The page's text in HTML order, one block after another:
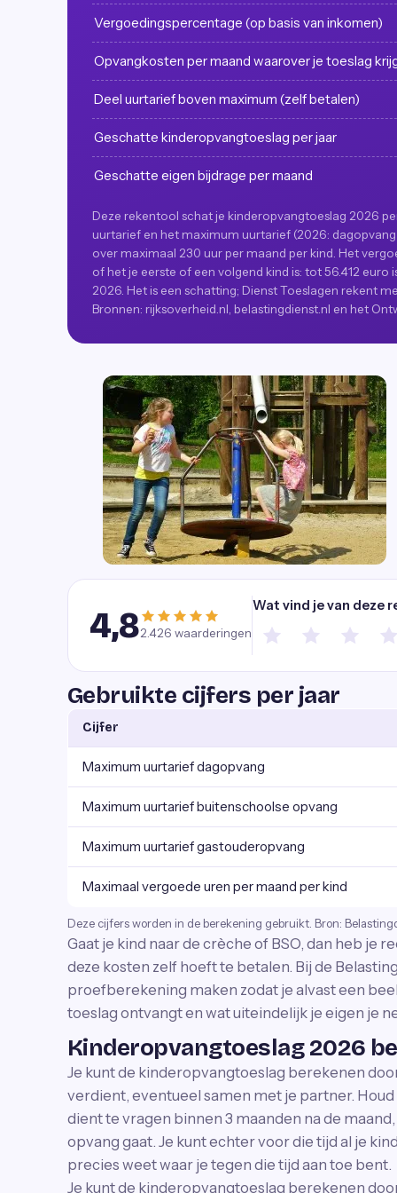
Vergoedingspercentage (op basis van inkomen)
Opvangkosten per maand waarover je toeslag
Deel uurtarief boven maximum (zelf betalen)
Geschatte kinderopvangtoeslag per jaar
Geschatte eigen bijdrage per maand
Deze rekentool schat je kinderopvangtoeslag 2026
uurtarief en het maximum uurtarief (2026:
over maximaal 230 uur per maand per kind. Het
of het je eerste of een volgend kind is: tot 56.412
2026. Het is een schatting; Dienst Toeslagen rekent
Bronnen: rijksoverheid.nl, belastingdienst.nl en het
4,82.426 waarderingen
Wat vind je van deze
Gebruikte cijfers per jaar
Cijfer
Maximum uurtarief dagopvang
Maximum uurtarief buitenschoolse opvang
Maximum uurtarief gastouderopvang
Maximaal vergoede uren per maand per kind
Deze cijfers worden in de berekening gebruikt. Bron:
Gaat je kind naar de crèche of BSO, dan heb je
deze kosten zelf hoeft te betalen. Bij de
proefberekening maken zodat je alvast een
toeslag ontvangt en wat uiteindelijk je eigen je
Kinderopvangtoeslag 2026
Je kunt de kinderopvangtoeslag berekenen
verdient, eventueel samen met je partner.
dient te vragen binnen 3 maanden na de
opvang gaat. Je kunt echter voor die tijd al je
precies weet waar je tegen die tijd aan toe bent.
Je kunt de kinderopvangtoeslag berekenen